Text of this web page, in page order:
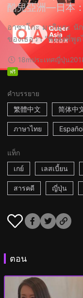
酷兒亞洲—日本
อาซาโกะ มากิมูระ นั
ของเธอว่า "ฟังสิ่งที่พู
18mประเทศญี่ปุ่น
ฟรี
คำบรรยาย
繁體中文
简体中
ภาษาไทย
แท็ก
เกย์
เลสเบี้ยน
สารคดี ญี่ปุ่น
ตอน